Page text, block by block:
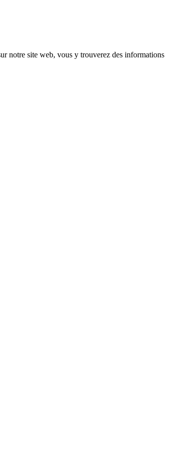
notre site web, vous y trouverez des informations